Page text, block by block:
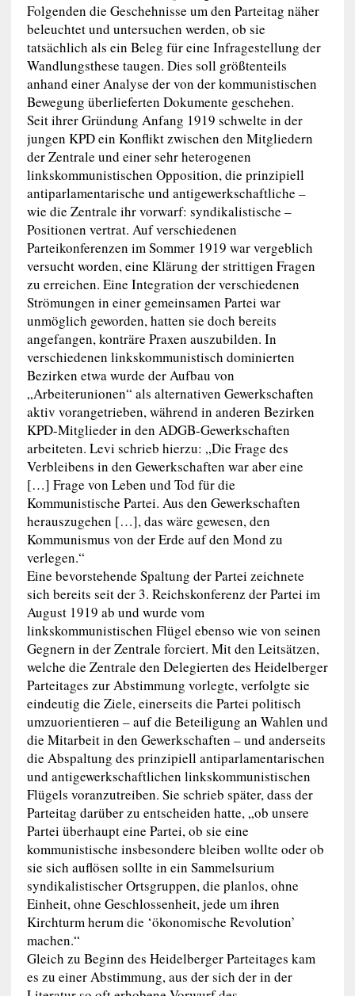
Folgenden die Geschehnisse um den Parteitag näher
beleuchtet und untersuchen werden, ob sie
tatsächlich als ein Beleg für eine Infragestellung der
Wandlungsthese taugen. Dies soll größtenteils
anhand einer Analyse der von der kommunistischen
Bewegung überlieferten Dokumente geschehen.
Seit ihrer Gründung Anfang 1919 schwelte in der
jungen KPD ein Konflikt zwischen den Mitgliedern
der Zentrale und einer sehr heterogenen
linkskommunistischen Opposition, die prinzipiell
antiparlamentarische und antigewerkschaftliche –
wie die Zentrale ihr vorwarf: syndikalistische –
Positionen vertrat. Auf verschiedenen
Parteikonferenzen im Sommer 1919 war vergeblich
versucht worden, eine Klärung der strittigen Fragen
zu erreichen. Eine Integration der verschiedenen
Strömungen in einer gemeinsamen Partei war
unmöglich geworden, hatten sie doch bereits
angefangen, konträre Praxen auszubilden. In
verschiedenen linkskommunistisch dominierten
Bezirken etwa wurde der Aufbau von
„Arbeiterunionen“ als alternativen Gewerkschaften
aktiv vorangetrieben, während in anderen Bezirken
KPD-Mitglieder in den ADGB-Gewerkschaften
arbeiteten. Levi schrieb hierzu: „Die Frage des
Verbleibens in den Gewerkschaften war aber eine
[…] Frage von Leben und Tod für die
Kommunistische Partei. Aus den Gewerkschaften
herauszugehen […], das wäre gewesen, den
Kommunismus von der Erde auf den Mond zu
verlegen.“
Eine bevorstehende Spaltung der Partei zeichnete
sich bereits seit der 3. Reichskonferenz der Partei im
August 1919 ab und wurde vom
linkskommunistischen Flügel ebenso wie von seinen
Gegnern in der Zentrale forciert. Mit den Leitsätzen,
welche die Zentrale den Delegierten des Heidelberger
Parteitages zur Abstimmung vorlegte, verfolgte sie
eindeutig die Ziele, einerseits die Partei politisch
umzuorientieren – auf die Beteiligung an Wahlen und
die Mitarbeit in den Gewerkschaften – und anderseits
die Abspaltung des prinzipiell antiparlamentarischen
und antigewerkschaftlichen linkskommunistischen
Flügels voranzutreiben. Sie schrieb später, dass der
Parteitag darüber zu entscheiden hatte, „ob unsere
Partei überhaupt eine Partei, ob sie eine
kommunistische insbesondere bleiben wollte oder ob
sie sich auflösen sollte in ein Sammelsurium
syndikalistischer Ortsgruppen, die planlos, ohne
Einheit, ohne Geschlossenheit, jede um ihren
Kirchturm herum die ‘ökonomische Revolution’
machen.“
Gleich zu Beginn des Heidelberger Parteitages kam
es zu einer Abstimmung, aus der sich der in der